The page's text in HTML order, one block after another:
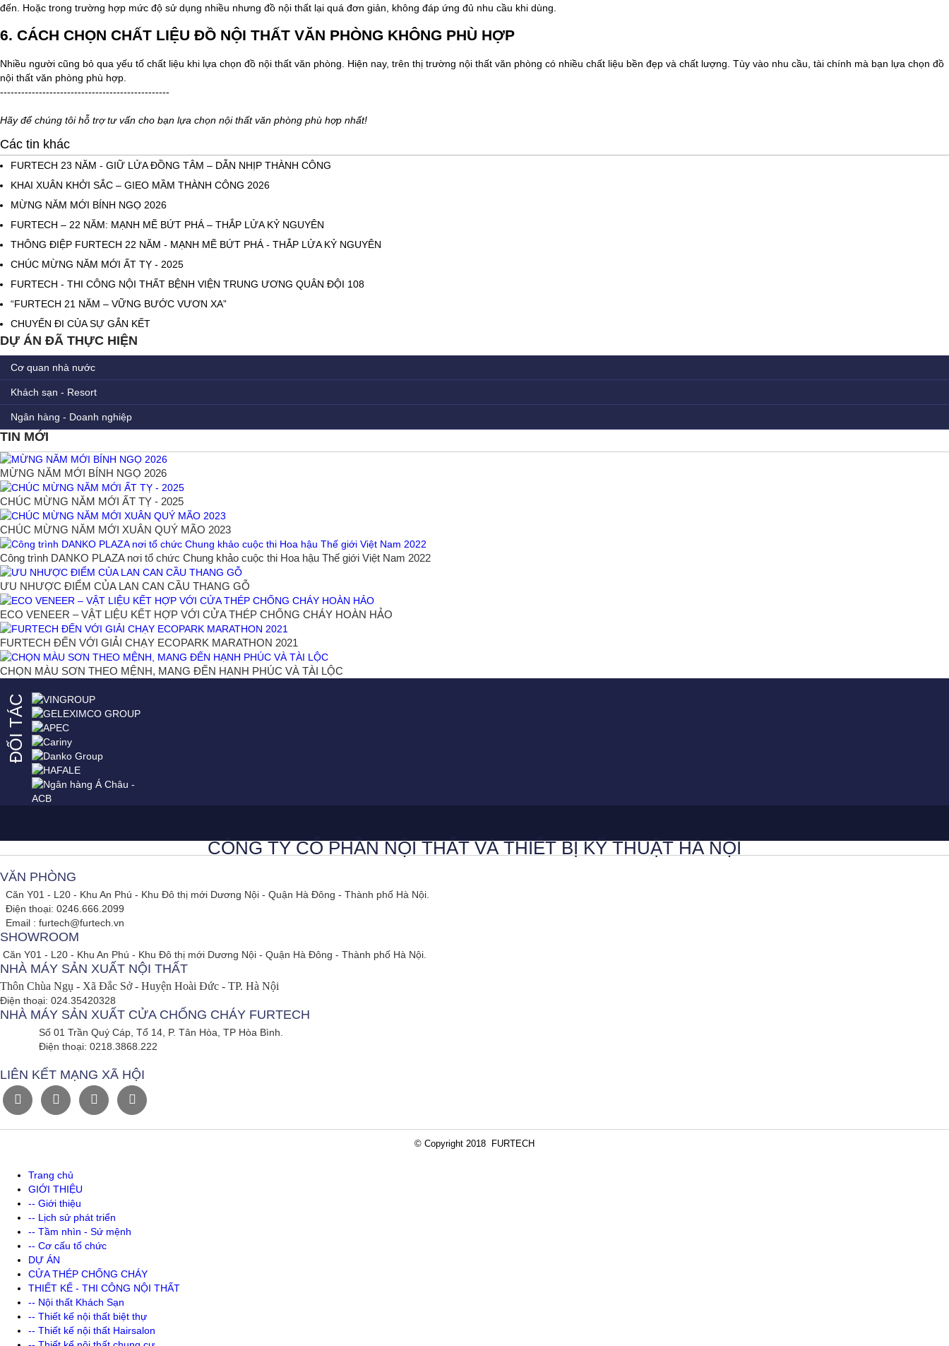
đến. Hoặc trong trường hợp mức độ sử dụng nhiều nhưng đồ nội thất lại quá đơn giản, không đáp ứng đủ nhu cầu khi dùng.
6. CÁCH CHỌN CHẤT LIỆU ĐỒ NỘI THẤT VĂN PHÒNG KHÔNG PHÙ HỢP
Nhiều người cũng bỏ qua yếu tố chất liệu khi lựa chọn đồ nội thất văn phòng. Hiện nay, trên thị trường nội thất văn phòng có nhiều chất liệu bền đẹp và chất lượng. Tùy vào nhu cầu, tài chính mà bạn lựa chọn đồ
nội thất văn phòng phù hợp.
------------------------------------------------
Hãy để chúng tôi hỗ trợ tư vấn cho bạn lựa chọn nội thất văn phòng phù hợp nhất!
Các tin khác
FURTECH 23 NĂM - GIỮ LỬA ĐỒNG TÂM – DẪN NHỊP THÀNH CÔNG
KHAI XUÂN KHỞI SẮC – GIEO MẦM THÀNH CÔNG 2026
MỪNG NĂM MỚI BÍNH NGỌ 2026
FURTECH – 22 NĂM: MẠNH MẼ BỨT PHÁ – THẮP LỬA KỶ NGUYÊN
THÔNG ĐIỆP FURTECH 22 NĂM - MẠNH MẼ BỨT PHÁ - THẮP LỬA KỶ NGUYÊN
CHÚC MỪNG NĂM MỚI ẤT TỴ - 2025
FURTECH - THI CÔNG NỘI THẤT BỆNH VIỆN TRUNG ƯƠNG QUÂN ĐỘI 108
“FURTECH 21 NĂM – VỮNG BƯỚC VƯƠN XA”
CHUYẾN ĐI CỦA SỰ GẮN KẾT
DỰ ÁN ĐÃ THỰC HIỆN
Cơ quan nhà nước
Khách sạn - Resort
Ngân hàng - Doanh nghiệp
TIN MỚI
MỪNG NĂM MỚI BÍNH NGỌ 2026
CHÚC MỪNG NĂM MỚI ẤT TỴ - 2025
CHÚC MỪNG NĂM MỚI XUÂN QUÝ MÃO 2023
Công trình DANKO PLAZA nơi tổ chức Chung khảo cuộc thi Hoa hậu Thế giới Việt Nam 2022
ƯU NHƯỢC ĐIỂM CỦA LAN CAN CẦU THANG GỖ
ECO VENEER – VẬT LIỆU KẾT HỢP VỚI CỬA THÉP CHỐNG CHÁY HOÀN HẢO
FURTECH ĐẾN VỚI GIẢI CHẠY ECOPARK MARATHON 2021
CHỌN MÀU SƠN THEO MỆNH, MANG ĐẾN HẠNH PHÚC VÀ TÀI LỘC
ĐỐI TÁC
CÔNG TY CỔ PHẦN NỘI THẤT VÀ THIẾT BỊ KỸ THUẬT HÀ NỘI
VĂN PHÒNG
Căn Y01 - L20 - Khu An Phú - Khu Đô thị mới Dương Nội - Quận Hà Đông - Thành phố Hà Nội.
Điện thoại: 0246.666.2099
Email : furtech@furtech.vn
SHOWROOM
Căn Y01 - L20 - Khu An Phú - Khu Đô thị mới Dương Nội - Quận Hà Đông - Thành phố Hà Nội.
NHÀ MÁY SẢN XUẤT NỘI THẤT
Thôn Chùa Ngụ - Xã Đắc Sở - Huyện Hoài Đức - TP. Hà Nội
Điện thoại: 024.35420328
NHÀ MÁY SẢN XUẤT CỬA CHỐNG CHÁY FURTECH
Số 01 Trần Quý Cáp, Tổ 14, P. Tân Hòa, TP Hòa Bình.
Điện thoại: 0218.3868.222
LIÊN KẾT MẠNG XÃ HỘI
© Copyright 2018 FURTECH
Trang chủ
GIỚI THIỆU
-- Giới thiệu
-- Lịch sử phát triển
-- Tầm nhìn - Sứ mệnh
-- Cơ cấu tổ chức
DỰ ÁN
CỬA THÉP CHỐNG CHÁY
THIẾT KẾ - THI CÔNG NỘI THẤT
-- Nội thất Khách Sạn
-- Thiết kế nội thất biệt thự
-- Thiết kế nội thất Hairsalon